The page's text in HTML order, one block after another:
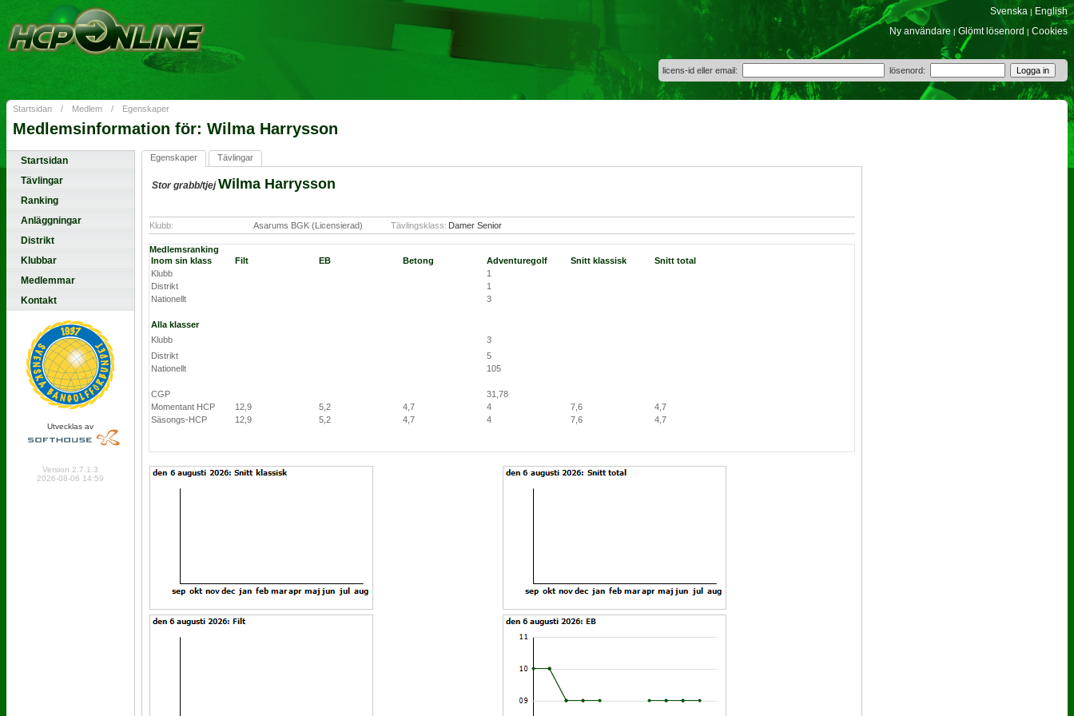
Svenska | English
Ny användare | Glömt lösenord | Cookies
licens-id eller email: lösenord:
Startsidan / Medlem / Egenskaper
Medlemsinformation för: Wilma Harrysson
Startsidan
Tävlingar
Ranking
Anläggningar
Distrikt
Klubbar
Medlemmar
Kontakt
Utvecklas av
Version 2.7.1.3
2026-08-06 14:59
Egenskaper Tävlingar
Stor grabb/tjejWilma Harrysson
Klubb: Asarums BGK (Licensierad) Tävlingsklass: Damer Senior
Medlemsranking
Inom sin klass
Filt EB Betong Adventuregolf Snitt klassisk
Snitt total
Klubb
1
Distrikt
1
Nationellt
3
Alla klasser
Klubb
3
Distrikt
5
Nationellt
105
CGP
31,78
Momentant HCP
12,9 5,2 4,7 4 7,6
4,7
Säsongs-HCP
12,9 5,2 4,7 4 7,6 4,7